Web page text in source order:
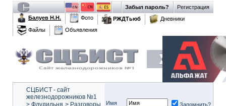
Регистрация
Забыл пароль?
Балуев Н.Н.
Фото РЖДТьюб
Дневники
Файлы
Объявления
СЦБИСТ - сайт
железнодорожников №1
> Флудильня > Разговоры
Имя
Запомнить?